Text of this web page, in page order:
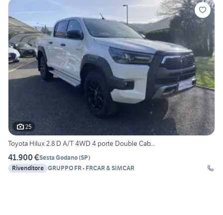
25
Toyota Hilux 2.8 D A/T 4WD 4 porte Double Cab...
41.900 €Sesta Godano(SP)
Rivenditore GRUPPO FR - FRCAR & SIMCAR